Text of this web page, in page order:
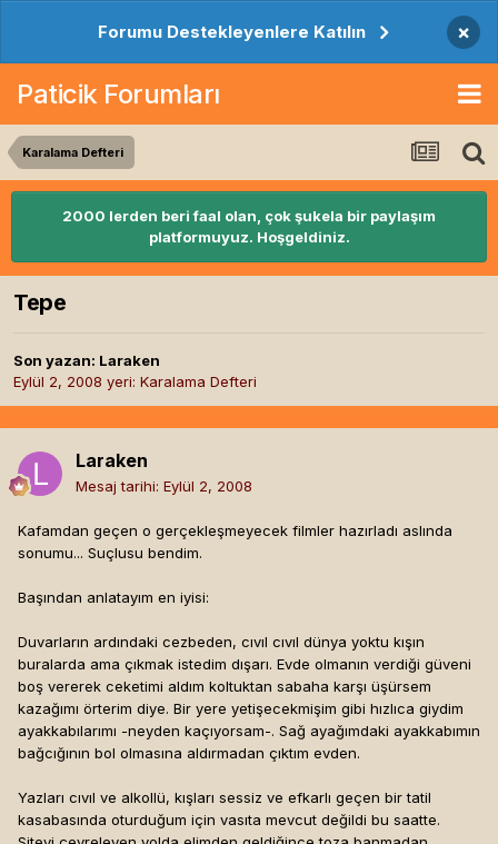
Forumu Destekleyenlere Katılın ×
Paticik Forumları
Karalama Defteri
2000 lerden beri faal olan, çok şukela bir paylaşım
platformuyuz. Hoşgeldiniz.
Tepe
Son yazan: Laraken
Eylül 2, 2008 yeri: Karalama Defteri
Laraken
Mesaj tarihi: Eylül 2, 2008
Kafamdan geçen o gerçekleşmeyecek filmler hazırladı aslında
sonumu... Suçlusu bendim.
Başından anlatayım en iyisi:
Duvarların ardındaki cezbeden, cıvıl cıvıl dünya yoktu kışın
buralarda ama çıkmak istedim dışarı. Evde olmanın verdiği güveni
boş vererek ceketimi aldım koltuktan sabaha karşı üşürsem
kazağımı örterim diye. Bir yere yetişecekmişim gibi hızlıca giydim
ayakkabılarımı -neyden kaçıyorsam-. Sağ ayağımdaki ayakkabımın
bağcığının bol olmasına aldırmadan çıktım evden.
Yazları cıvıl ve alkollü, kışları sessiz ve efkarlı geçen bir tatil
kasabasında oturduğum için vasıta mevcut değildi bu saatte.